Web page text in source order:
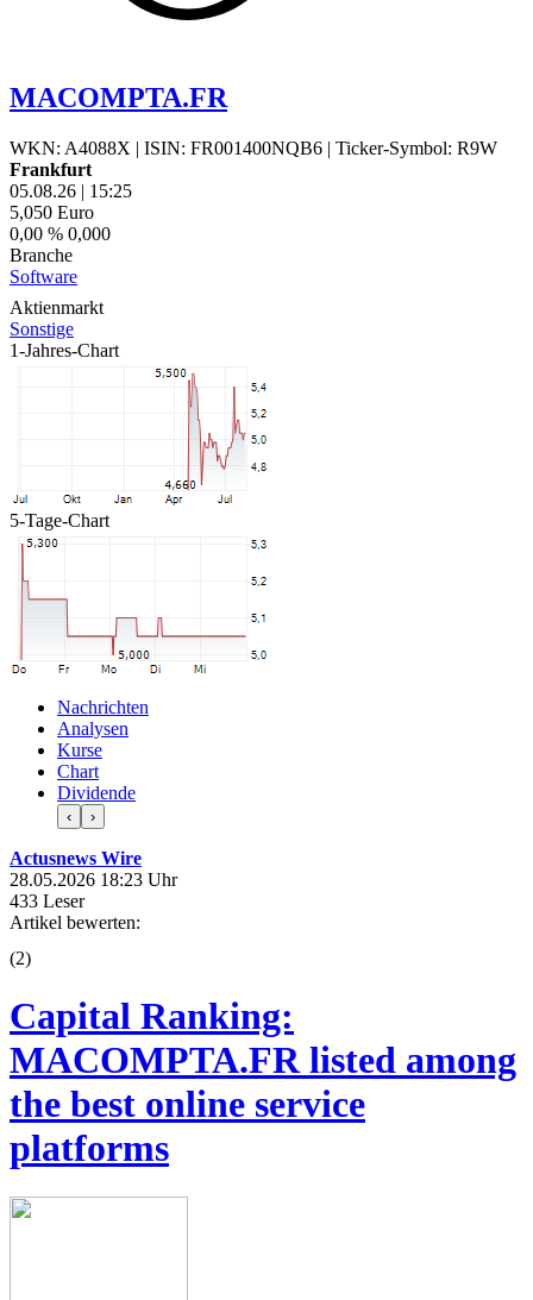
MACOMPTA.FR
WKN: A4088X | ISIN: FR001400NQB6 | Ticker-Symbol: R9W
Frankfurt
05.08.26 | 15:25
5,050 Euro
0,00 % 0,000
Branche
Software
Aktienmarkt
Sonstige
1-Jahres-Chart
5-Tage-Chart
Nachrichten
Analysen
Kurse
Chart
Dividende
‹ ›
Actusnews Wire
28.05.2026 18:23 Uhr
433 Leser
Artikel bewerten:
(2)
Capital Ranking:
MACOMPTA.FR listed among
the best online service
platforms